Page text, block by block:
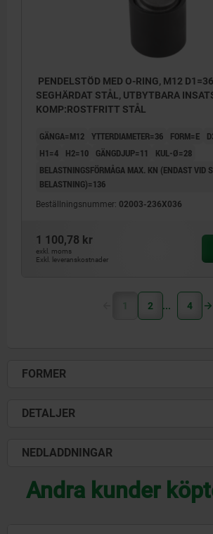
PENDELSTÖD MED O-RING, M12
SEGHÄRDAT STÅL, UTBYTBARA
KOMP:ROSTFRITT STÅL
GÄNGA=M12 YTTERDIAMETER=36 FORM=E
H1=4
H2=10 GÄNGDJUP=11
KUL-Ø=28
BELASTNINGSFÖRMÅGA MAX. KN (ENDAST VID
BELASTNING)=136
Beställningsnummer: 02003-236X036
1 100,78 kr
exkl. moms
Exkl. leveranskostnader
1 2 4
FORMER
DETALJER
NEDLADDNINGAR
Andra kunder